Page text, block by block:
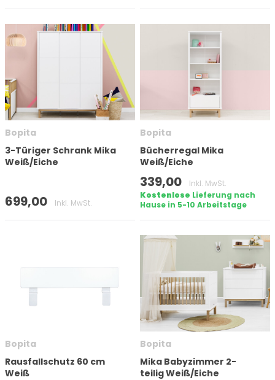
Bopita
3-Türiger Schrank Mika
Weiß/Eiche
699,00 Inkl. MwSt.
Bopita
Bücherregal Mika
Weiß/Eiche
339,00
Inkl. MwSt.
Kostenlose Lieferung nach
Hause in 5-10 Arbeitstage
Bopita
Rausfallschutz 60 cm
Weiß
Bopita
Mika Babyzimmer 2-
teilig Weiß/Eiche